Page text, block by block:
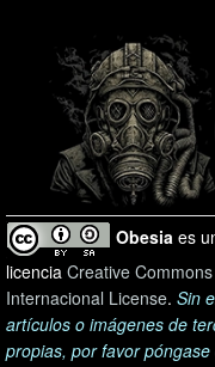
Obesia es
licencia Creative
Internacional License. Sin
artículos o imágenes de
propias, por favor